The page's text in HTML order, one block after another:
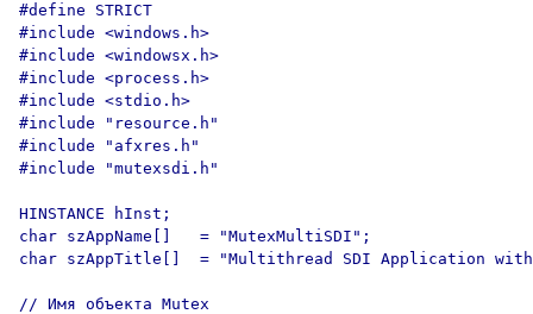
#define STRICT
#include <windows.h>
#include <windowsx.h>
#include <process.h>
#include <stdio.h>
#include "resource.h"
#include "afxres.h"
#include "mutexsdi.h"
HINSTANCE hInst;
char szAppName[]   = "MutexMultiSDI";
char szAppTitle[]  = "Multithread SDI Application
// Имя объекта Mutex